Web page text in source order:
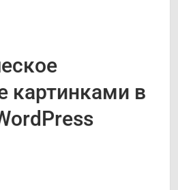
картинками в